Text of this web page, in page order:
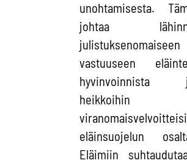
unohtamisesta.
johtaa
julistuksenomaiseen
vastuuseen
hyvinvoinnista
heikkoihin
eläinsuojelun
Eläimiin